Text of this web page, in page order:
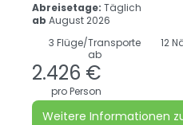
Abreisetage: Täglich
ab August 2026
3 Flüge/Transporte 12
ab
2.426 €
pro Person
Weitere Informationen